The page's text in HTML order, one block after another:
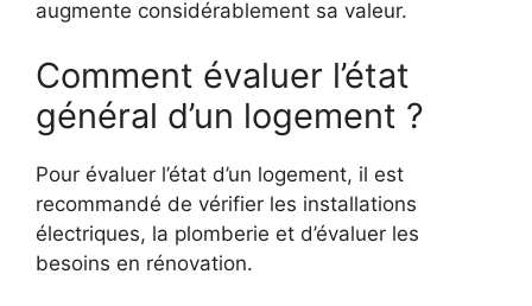
augmente considérablement sa valeur.
Comment évaluer l’état
général d’un logement ?
Pour évaluer l’état d’un logement, il est
recommandé de vérifier les installations
électriques, la plomberie et d’évaluer les
besoins en rénovation.